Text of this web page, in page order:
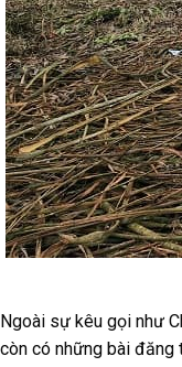
Ngoài sự kêu gọi như
còn có những bài